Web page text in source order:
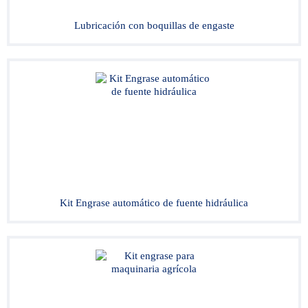
Lubricación con boquillas de engaste
Kit Engrase automático de fuente hidráulica